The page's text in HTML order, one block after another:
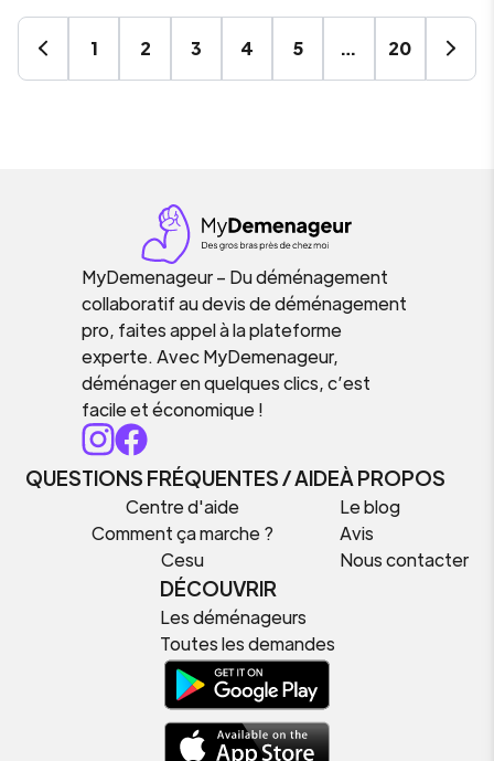
1 2 3 4 5 … 20
MyDemenageur – Du déménagement
collaboratif au devis de déménagement
pro, faites appel à la plateforme
experte. Avec MyDemenageur,
déménager en quelques clics, c’est
facile et économique !
QUESTIONS FRÉQUENTES / AIDE
Centre d'aide
Comment ça marche ?
Cesu
À PROPOS
Le blog
Avis
Nous contacter
DÉCOUVRIR
Les déménageurs
Toutes les demandes